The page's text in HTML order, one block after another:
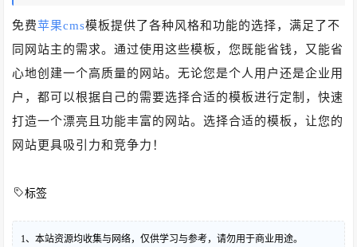
免费苹果cms模板提供了各种风格和功能的选择，满足了不
同网站主的需求。通过使用这些模板，您既能省钱，又能省
心地创建一个高质量的网站。无论您是个人用户还是企业用
户，都可以根据自己的需要选择合适的模板进行定制，快速
打造一个漂亮且功能丰富的网站。选择合适的模板，让您的
网站更具吸引力和竞争力！
标签
1、本站资源均收集与网络，仅供学习与参考，请勿用于商业用途。